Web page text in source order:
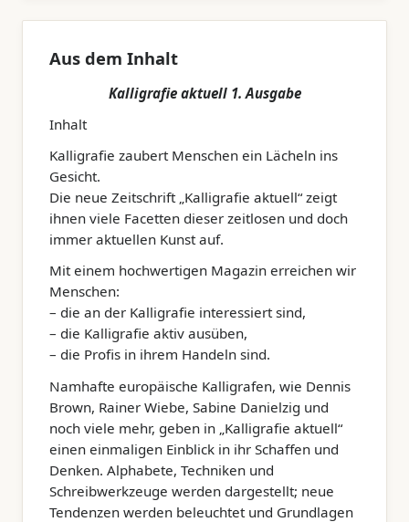
Aus dem Inhalt
Kalligrafie aktuell 1. Ausgabe
Inhalt
Kalligrafie zaubert Menschen ein Lächeln ins
Gesicht.
Die neue Zeitschrift „Kalligrafie aktuell“ zeigt
ihnen viele Facetten dieser zeitlosen und doch
immer aktuellen Kunst auf.
Mit einem hochwertigen Magazin erreichen wir
Menschen:
– die an der Kalligrafie interessiert sind,
– die Kalligrafie aktiv ausüben,
– die Profis in ihrem Handeln sind.
Namhafte europäische Kalligrafen, wie Dennis
Brown, Rainer Wiebe, Sabine Danielzig und
noch viele mehr, geben in „Kalligrafie aktuell“
einen einmaligen Einblick in ihr Schaffen und
Denken. Alphabete, Techniken und
Schreibwerkzeuge werden dargestellt; neue
Tendenzen werden beleuchtet und Grundlagen